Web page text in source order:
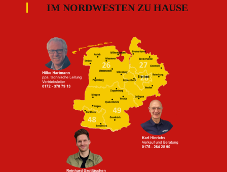
IM NORDWESTEN ZU HAUSE